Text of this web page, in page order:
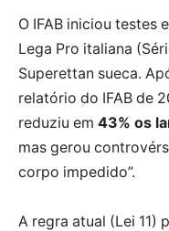
O IFAB iniciou testes
Lega Pro italiana
Superettan sueca.
relatório do IFAB de
reduziu em 43% os
mas gerou
corpo impedido”.
A regra atual (Lei 11)